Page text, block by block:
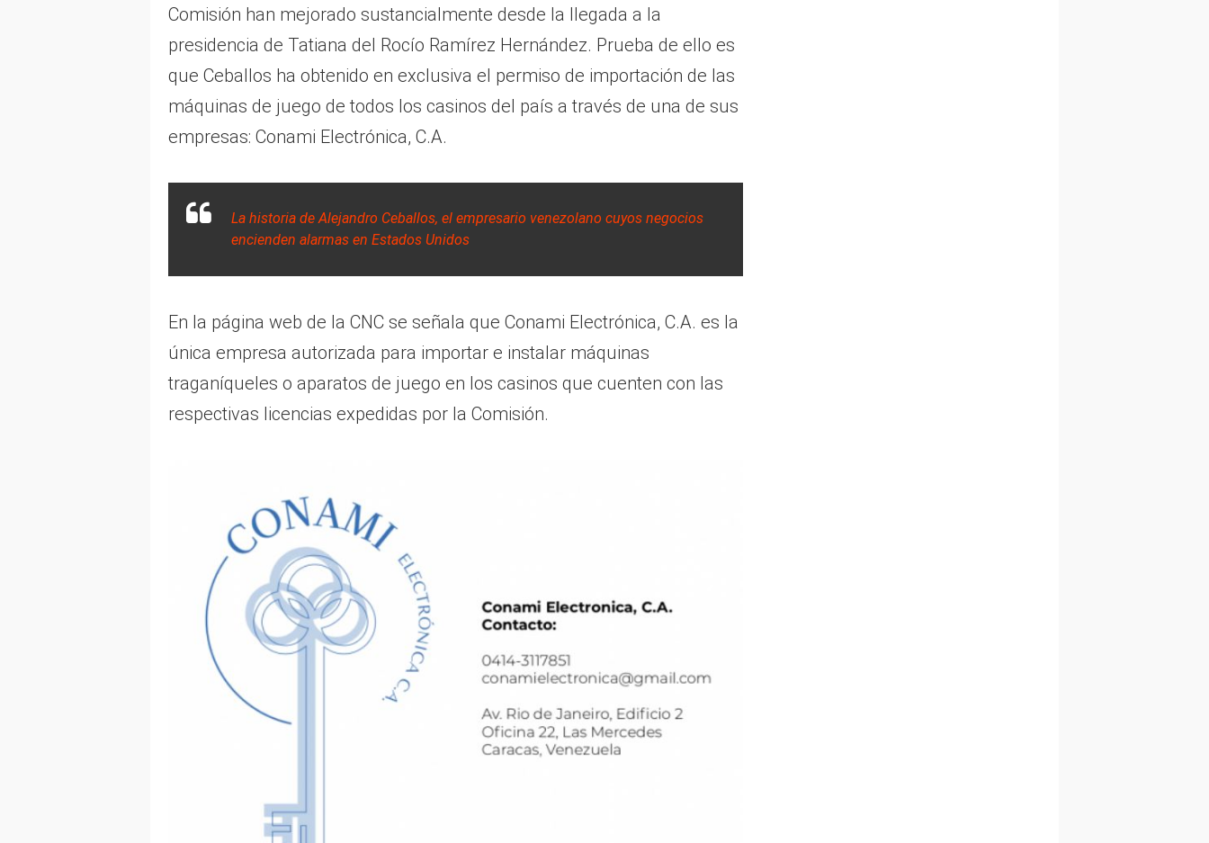
Comisión han mejorado sustancialmente desde la llegada a la
presidencia de Tatiana del Rocío Ramírez Hernández. Prueba de ello es
que Ceballos ha obtenido en exclusiva el permiso de importación de las
máquinas de juego de todos los casinos del país a través de una de sus
empresas: Conami Electrónica, C.A.
La historia de Alejandro Ceballos, el empresario venezolano cuyos negocios
encienden alarmas en Estados Unidos
En la página web de la CNC se señala que Conami Electrónica, C.A. es la
única empresa autorizada para importar e instalar máquinas
traganíqueles o aparatos de juego en los casinos que cuenten con las
respectivas licencias expedidas por la Comisión.